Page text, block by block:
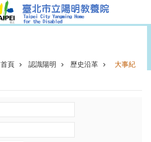
首頁 認識陽明 歷史沿革 大事紀